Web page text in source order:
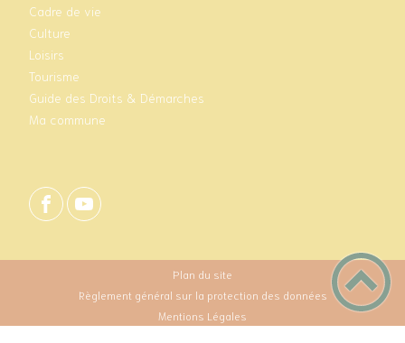
Cadre de vie
Culture
Loisirs
Tourisme
Guide des Droits & Démarches
Ma commune
Plan du site
Règlement général sur la protection des données
Mentions Légales